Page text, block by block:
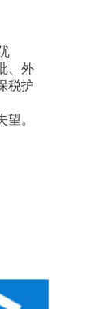
、外
税护
。